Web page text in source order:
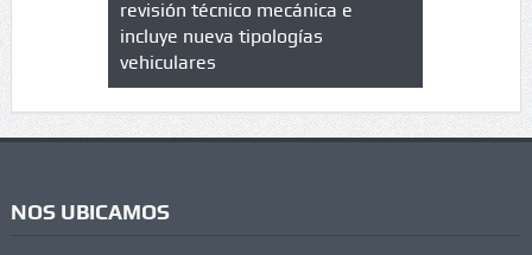
revisión técnico mecánica e
incluye nueva tipologías
vehiculares
NOS UBICAMOS